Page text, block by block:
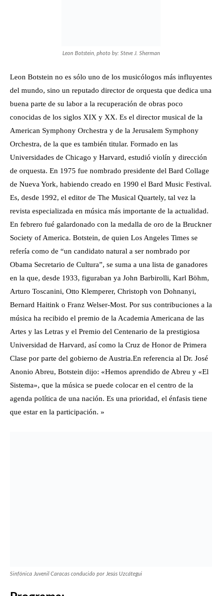
Es, desde 1992, el editor de The Musical Quartely, tal vez la
revista especializada en música más importante de la actualidad.
En febrero fué galardonado con la medalla de oro de la Bruckner
Society of America. Botstein, de quien Los Angeles Times se
refería como de “un candidato natural a ser nombrado por
Obama Secretario de Cultura”, se suma a una lista de ganadores
en la que, desde 1933, figuraban ya John Barbirolli, Karl Böhm,
Arturo Toscanini, Otto Klemperer, Christoph von Dohnanyi,
Bernard Haitink o Franz Welser-Most. Por sus contribuciones a la
música ha recibido el premio de la Academia Americana de las
Artes y las Letras y el Premio del Centenario de la prestigiosa
Universidad de Harvard, así como la Cruz de Honor de Primera
Clase por parte del gobierno de Austria.En referencia al Dr. José
Anonio Abreu, Botstein dijo: «Hemos aprendido de Abreu y «El
Sistema», que la música se puede colocar en el centro de la
agenda política de una nación. Es una prioridad, el énfasis tiene
que estar en la participación. »
Sinfónica Juvenil Caracas conducido por Jesús Uzcátegui
Programa:
Wolfgang Amadeus Mozart (1756-1791)
Concierto para Piano y Orquesta No. 19 en Fa Mayor, K. 459
(1784)
Moderato (poco allegretto)
Adagio